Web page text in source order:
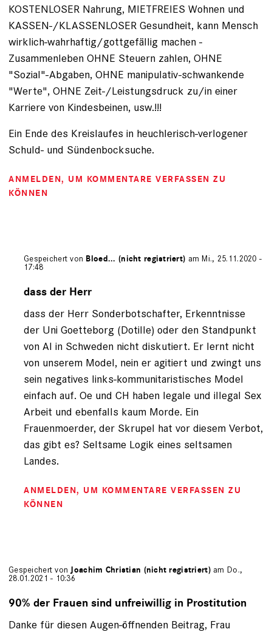
KOSTENLOSER Nahrung, MIETFREIES Wohnen und
KASSEN-/KLASSENLOSER Gesundheit, kann Mensch
wirklich-wahrhaftig/gottgefällig machen -
Zusammenleben OHNE Steuern zahlen, OHNE
"Sozial"-Abgaben, OHNE manipulativ-schwankende
"Werte", OHNE Zeit-/Leistungsdruck zu/in einer
Karriere von Kindesbeinen, usw.!!!
Ein Ende des Kreislaufes in heuchlerisch-verlogener
Schuld- und Sündenbocksuche.
ANMELDEN, UM KOMMENTARE VERFASSEN ZU
KÖNNEN
Gespeichert von Bloed... (nicht registriert) am Mi., 25.11.2020 -
17:48
auf
Horst
(nicht
dass der Herr
dass der Herr Sonderbotschafter, Erkenntnisse
der Uni Goetteborg (Dotille) oder den Standpunkt
von AI in Schweden nicht diskutiert. Er lernt nicht
von unserem Model, nein er agitiert und zwingt uns
sein negatives links-kommunitaristisches Model
einfach auf. Oe und CH haben legale und illegal Sex
Arbeit und ebenfalls kaum Morde. Ein
Frauenmoerder, der Skrupel hat vor diesem Verbot,
das gibt es? Seltsame Logik eines seltsamen
Landes.
ANMELDEN, UM KOMMENTARE VERFASSEN ZU
KÖNNEN
Gespeichert von Joachim Christian (nicht registriert)am Do.,
28.01.2021 - 10:36
90% der Frauen sind unfreiwillig in Prostitution
Danke für diesen Augen-öffnenden Beitrag, Frau